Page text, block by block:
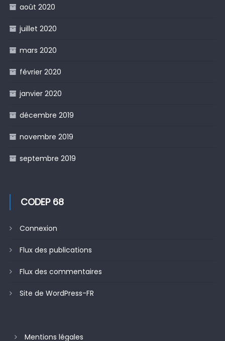
août 2020
juillet 2020
mars 2020
février 2020
janvier 2020
décembre 2019
novembre 2019
septembre 2019
CODEP 68
Connexion
Flux des publications
Flux des commentaires
Site de WordPress-FR
Mentions légales